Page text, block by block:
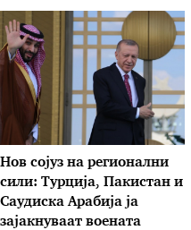
Нов сојуз на регионални
сили: Турција, Пакистан и
Саудиска Арабија ја
зајакнуваат воената